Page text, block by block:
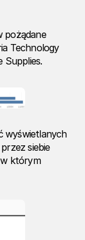
pożądane
Technology
Supplies.
wyświetlanych
siebie
w którym